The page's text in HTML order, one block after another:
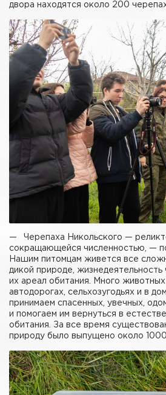
двора находятся около 200
— Черепаха Никольского —
сокращающейся численностью, —
Нашим питомцам живется все
дикой природе,
их ареал обитания. Много животных
автодорогах, сельхозугодьях и в
принимаем спасенных, увечных,
и помогаем им вернуться в
обитания. За все время
природу было выпущено около 1000